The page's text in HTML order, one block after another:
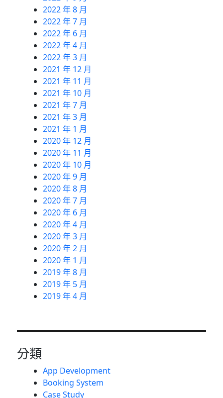
2022 年 8 月
2022 年 7 月
2022 年 6 月
2022 年 4 月
2022 年 3 月
2021 年 12 月
2021 年 11 月
2021 年 10 月
2021 年 7 月
2021 年 3 月
2021 年 1 月
2020 年 12 月
2020 年 11 月
2020 年 10 月
2020 年 9 月
2020 年 8 月
2020 年 7 月
2020 年 6 月
2020 年 4 月
2020 年 3 月
2020 年 2 月
2020 年 1 月
2019 年 8 月
2019 年 5 月
2019 年 4 月
分類
App Development
Booking System
Case Study